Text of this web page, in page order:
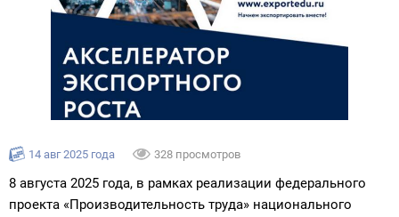
14 авг 2025 года 328 просмотров
8 августа 2025 года, в рамках реализации федерального
проекта «Производительность труда» национального